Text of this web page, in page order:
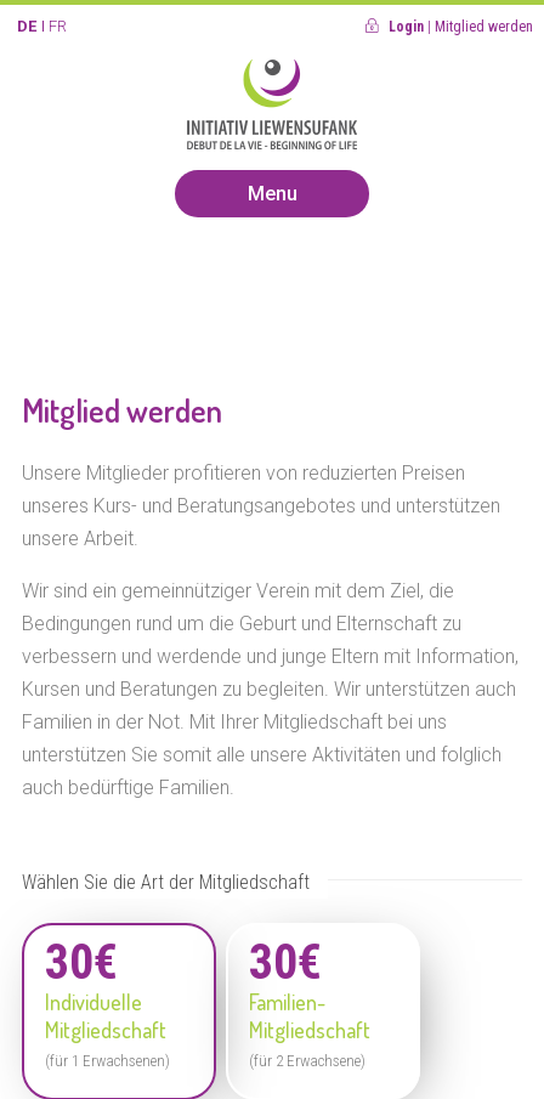
DE FR Login Mitglied werden
Menu
Mitglied werden
Unsere Mitglieder profitieren von reduzierten Preisen
unseres Kurs- und Beratungsangebotes und unterstützen
unsere Arbeit.
Wir sind ein gemeinnütziger Verein mit dem Ziel, die
Bedingungen rund um die Geburt und Elternschaft zu
verbessern und werdende und junge Eltern mit Information,
Kursen und Beratungen zu begleiten. Wir unterstützen auch
Familien in der Not. Mit Ihrer Mitgliedschaft bei uns
unterstützen Sie somit alle unsere Aktivitäten und folglich
auch bedürftige Familien.
Wählen Sie die Art der Mitgliedschaft
30€
Individuelle
Mitgliedschaft
(für 1 Erwachsenen)
30€
Familien-
Mitgliedschaft
(für 2 Erwachsene)